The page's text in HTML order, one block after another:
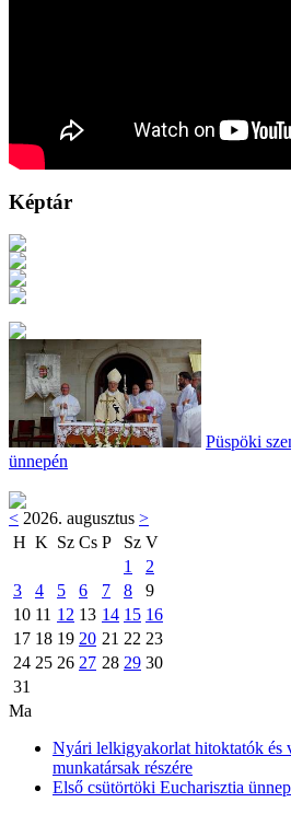
Képtár
Püspöki
ünnepén
< 2026. augusztus >
H K Sz Cs P Sz V
1
2
3
4 5 6 7 8
9
10 11 12 13 14 15 16
17 18 19 20 21 22 23
24 25 26 27 28 29 30
31
Ma
Nyári lelkigyakorlat hitoktatók és
munkatársak részére
Első csütörtöki Eucharisztia